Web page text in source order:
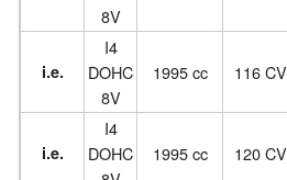
8V
i.e.
I4
DOHC
8V
1995 cc 116 CV
i.e.
I4
DOHC
1995 cc 120 CV